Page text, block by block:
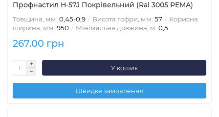
Профнастил Н-57J Покрівельний (Ral 3005 PEMA)
Товщина, мм: 0,45-0,9 Висота гофри, мм: 57
Корисна
ширина, мм: 950 Мінімальна довжина, м: 0,5
267.00 грн
У кошик
Швидке замовлення